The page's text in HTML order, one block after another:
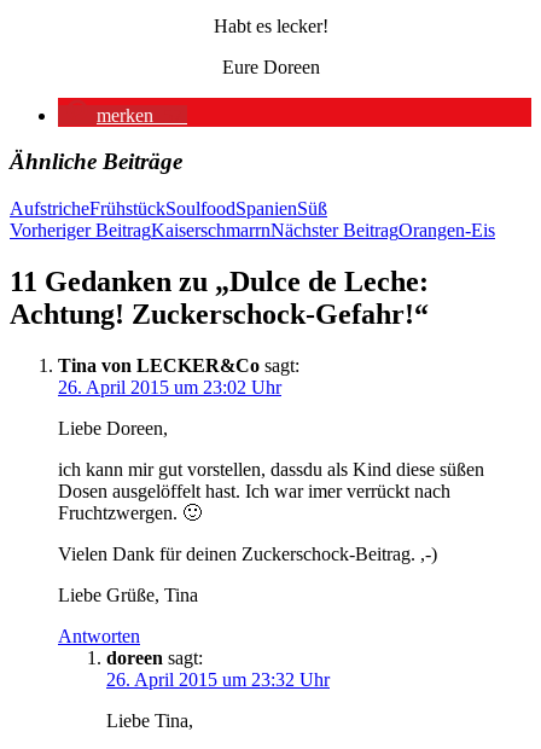
Habt es lecker!
Eure Doreen
merken
Ähnliche Beiträge
AufstricheFrühstückSoulfoodSpanienSüß
Beitragsnavigation
Vorheriger BeitragKaiserschmarrnNächster BeitragOrangen-Eis
11 Gedanken zu „Dulce de Leche:
Achtung! Zuckerschock-Gefahr!“
Tina von LECKER&Co sagt:
26. April 2015 um 23:02 Uhr
Liebe Doreen,
ich kann mir gut vorstellen, dassdu als Kind diese süßen
Dosen ausgelöffelt hast. Ich war imer verrückt nach
Fruchtzwergen. 🙂
Vielen Dank für deinen Zuckerschock-Beitrag. ,-)
Liebe Grüße, Tina
Antworten
doreen sagt:
26. April 2015 um 23:32 Uhr
Liebe Tina,